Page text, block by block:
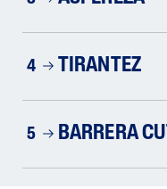
4 TIRANTEZ
5 BARRERA